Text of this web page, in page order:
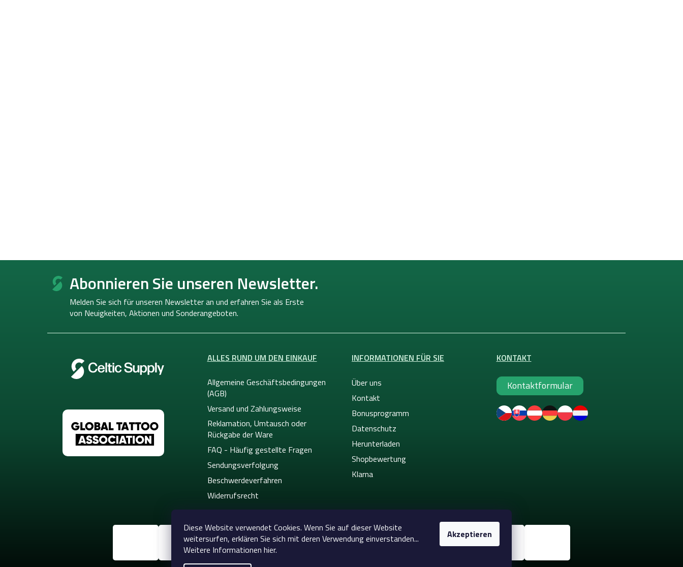
Diese Website verwendet Cookies. Wenn Sie auf dieser Website
weitersurfen, erklären Sie sich mit deren Verwendung einverstanden...
Weitere Informationen hier.
Akzeptieren
F
Abonnieren Sie unseren Newsletter.
Melden Sie sich für unseren Newsletter an und erfahren Sie als Erste
von Neuigkeiten, Aktionen und Sonderangeboten.
ALLES RUND UM DEN EINKAUF
Allgemeine Geschäftsbedingungen
(AGB)
Versand und Zahlungsweise
Reklamation, Umtausch oder
Rückgabe der Ware
FAQ - Häufig gestellte Fragen
Sendungsverfolgung
Beschwerdeverfahren
Widerrufsrecht
INFORMATIONEN FÜR SIE
Über uns
Kontakt
Bonusprogramm
Datenschutz
Herunterladen
Shopbewertung
Klarna
KONTAKT
Kontaktformular